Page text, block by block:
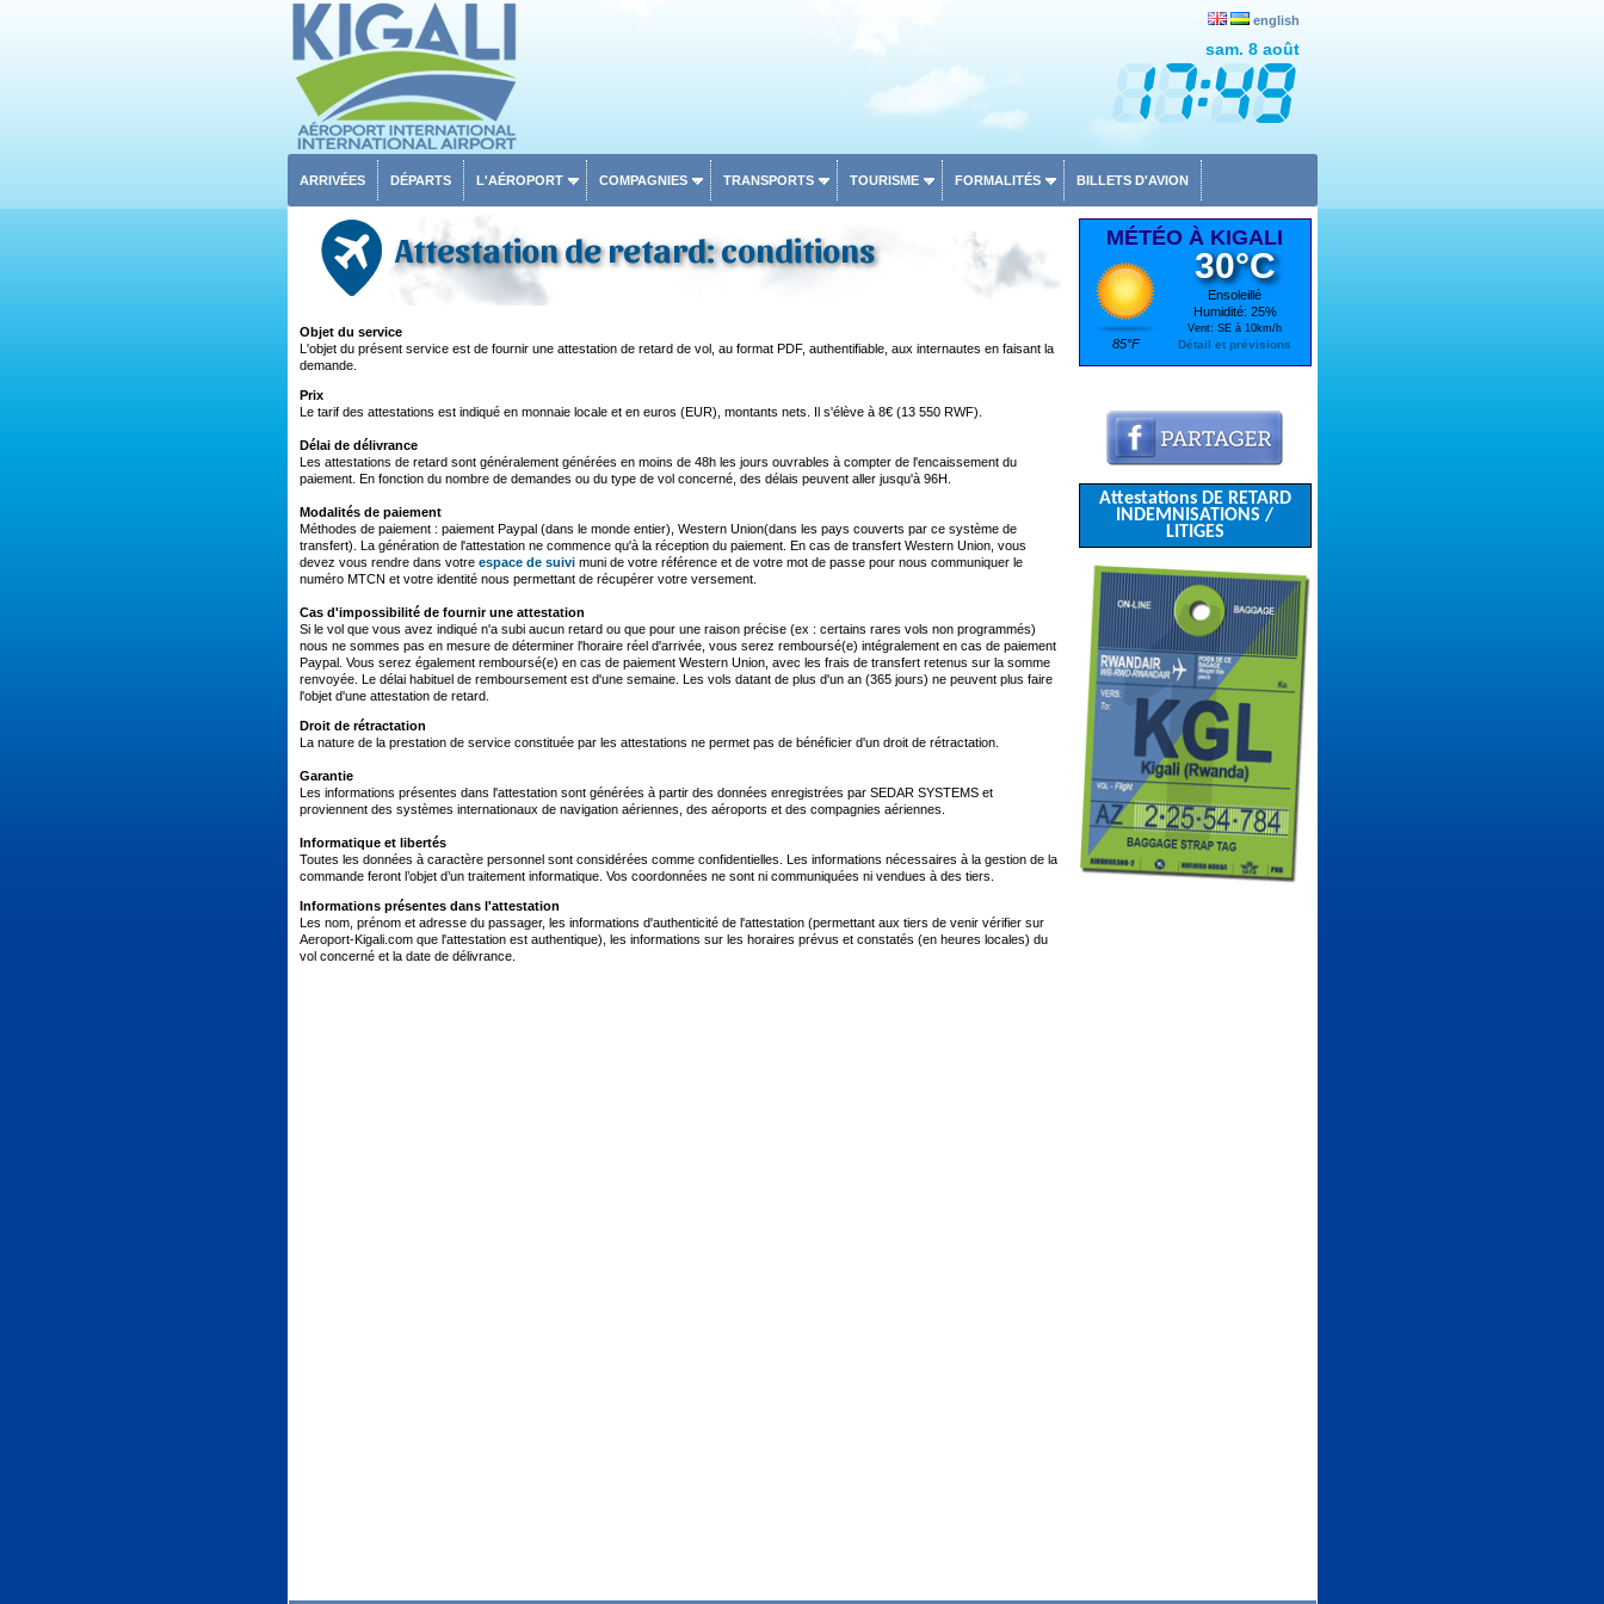
english
sam. 8 août
ARRIVÉES DÉPARTS L'AÉROPORT COMPAGNIES TRANSPORTS TOURISME FORMALITÉS BILLETS D'AVION
Attestation de retard: conditions
Objet du service
L'objet du présent service est de fournir une attestation de retard de vol, au format PDF, authentifiable, aux internautes en faisant la
demande.
Prix
Le tarif des attestations est indiqué en monnaie locale et en euros (EUR), montants nets. Il s'élève à 8€ (13 550 RWF).
Délai de délivrance
Les attestations de retard sont généralement générées en moins de 48h les jours ouvrables à compter de l'encaissement du
paiement. En fonction du nombre de demandes ou du type de vol concerné, des délais peuvent aller jusqu'à 96H.
Modalités de paiement
Méthodes de paiement : paiement Paypal (dans le monde entier), Western Union(dans les pays couverts par ce système de
transfert). La génération de l'attestation ne commence qu'à la réception du paiement. En cas de transfert Western Union, vous
devez vous rendre dans votre espace de suivimuni de votre référence et de votre mot de passe pour nous communiquer le
numéro MTCN et votre identité nous permettant de récupérer votre versement.
Cas d'impossibilité de fournir une attestation
Si le vol que vous avez indiqué n'a subi aucun retard ou que pour une raison précise (ex : certains rares vols non programmés)
nous ne sommes pas en mesure de déterminer l'horaire réel d'arrivée, vous serez remboursé(e) intégralement en cas de paiement
Paypal. Vous serez également remboursé(e) en cas de paiement Western Union, avec les frais de transfert retenus sur la somme
renvoyée. Le délai habituel de remboursement est d'une semaine. Les vols datant de plus d'un an (365 jours) ne peuvent plus faire
l'objet d'une attestation de retard.
Droit de rétractation
La nature de la prestation de service constituée par les attestations ne permet pas de bénéficier d'un droit de rétractation.
Garantie
Les informations présentes dans l'attestation sont générées à partir des données enregistrées par SEDAR SYSTEMS et
proviennent des systèmes internationaux de navigation aériennes, des aéroports et des compagnies aériennes.
Informatique et libertés
Toutes les données à caractère personnel sont considérées comme confidentielles. Les informations nécessaires à la gestion de la
commande feront l’objet d’un traitement informatique. Vos coordonnées ne sont ni communiquées ni vendues à des tiers.
Informations présentes dans l'attestation
Les nom, prénom et adresse du passager, les informations d'authenticité de l'attestation (permettant aux tiers de venir vérifier sur
Aeroport-Kigali.com que l'attestation est authentique), les informations sur les horaires prévus et constatés (en heures locales) du
vol concerné et la date de délivrance.
MÉTÉO À KIGALI
85°F
30°C
Ensoleillé
Humidité: 25%
Vent: SE à 10km/h
Détail et prévisions
Attestations DE RETARD
INDEMNISATIONS /
LITIGES